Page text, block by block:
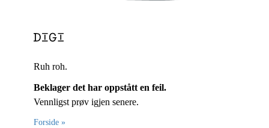
Ruh roh.
Beklager det har oppstått en feil.
Vennligst prøv igjen senere.
Forside »